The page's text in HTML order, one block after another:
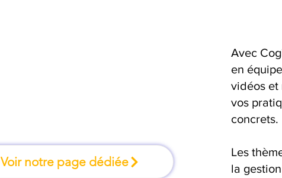
Voir notre page dédiée
Avec
en
vidéos et
vos
concrets.
Les
la